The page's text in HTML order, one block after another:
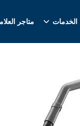
الخدمات متاجر